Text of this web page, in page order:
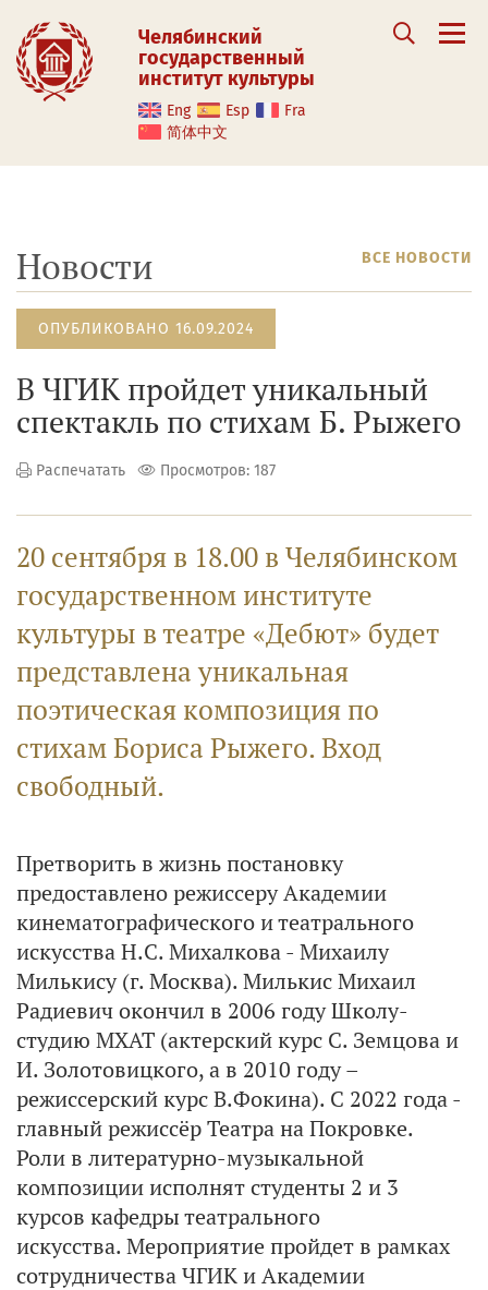
Челябинский
государственный
институт культуры
Eng Esp
Fra
简体中文
Новости ВСЕ НОВОСТИ
ОПУБЛИКОВАНО 16.09.2024
В ЧГИК пройдет уникальный
спектакль по стихам Б. Рыжего
Распечатать Просмотров: 187
20 сентября в 18.00 в Челябинском
государственном институте
культуры в театре «Дебют» будет
представлена уникальная
поэтическая композиция по
стихам Бориса Рыжего. Вход
свободный.
Претворить в жизнь постановку
предоставлено режиссеру Академии
кинематографического и театрального
искусства Н.С. Михалкова - Михаилу
Милькису (г. Москва). Милькис Михаил
Радиевич окончил в 2006 году Школу-
студию МХАТ (актерский курс С. Земцова и
И. Золотовицкого, а в 2010 году –
режиссерский курс В.Фокина). С 2022 года -
главный режиссёр Театра на Покровке.
Роли в литературно-музыкальной
композиции исполнят студенты 2 и 3
курсов кафедры театрального
искусства. Мероприятие пройдет в рамках
сотрудничества ЧГИК и Академии